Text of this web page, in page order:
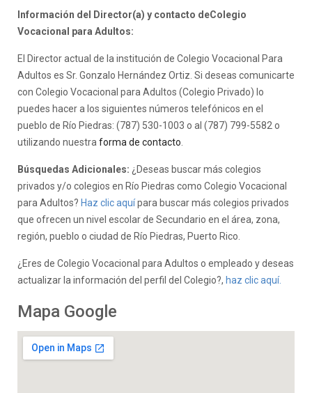
Información del Director(a) y contacto deColegio
Vocacional para Adultos:
El Director actual de la institución de Colegio Vocacional Para
Adultos es Sr. Gonzalo Hernández Ortiz. Si deseas comunicarte
con Colegio Vocacional para Adultos (Colegio Privado) lo
puedes hacer a los siguientes números telefónicos en el
pueblo de Río Piedras: (787) 530-1003 o al (787) 799-5582 o
utilizando nuestra forma de contacto
Búsquedas Adicionales: ¿Deseas buscar más colegios
privados y/o colegios en Río Piedras como Colegio Vocacional
para Adultos? Haz clic aquípara buscar más colegios privados
que ofrecen un nivel escolar de Secundario en el área, zona,
región, pueblo o ciudad de Río Piedras, Puerto Rico.
¿Eres de Colegio Vocacional para Adultos o empleado y deseas
actualizar la información del perfil del Colegio?, haz clic aquí.
Mapa Google